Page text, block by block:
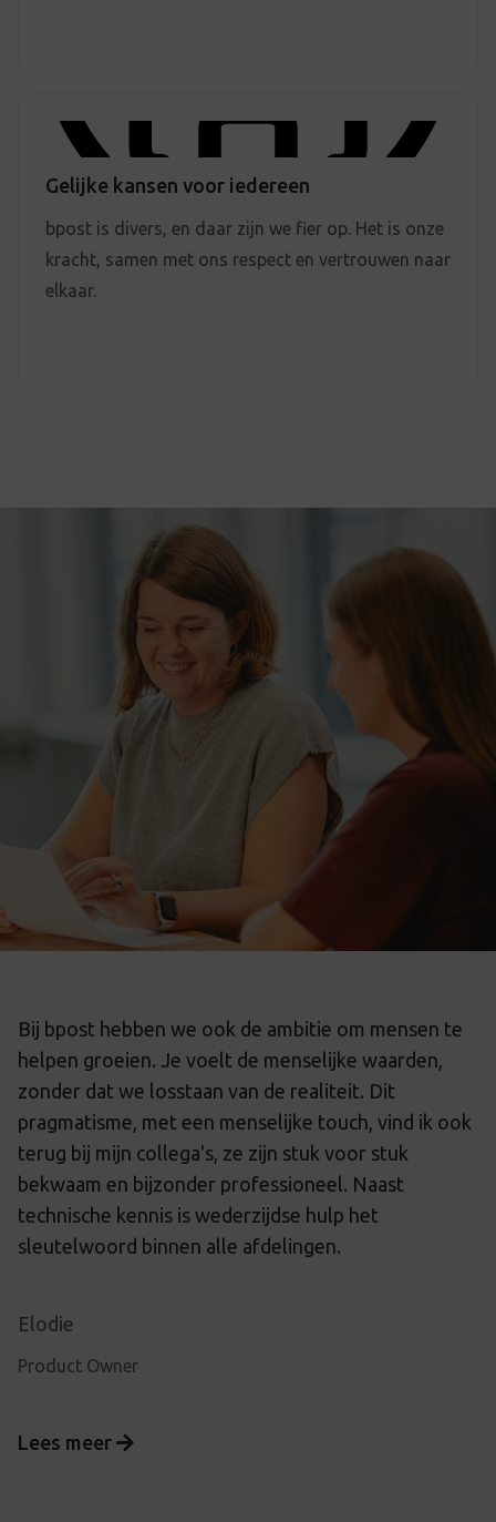
Gelijke kansen voor iedereen
bpost is divers, en daar zijn we fier op. Het is onze
kracht, samen met ons respect en vertrouwen naar
elkaar.
Bij bpost hebben we ook de ambitie om mensen te
helpen groeien. Je voelt de menselijke waarden,
zonder dat we losstaan van de realiteit. Dit
pragmatisme, met een menselijke touch, vind ik ook
terug bij mijn collega's, ze zijn stuk voor stuk
bekwaam en bijzonder professioneel. Naast
technische kennis is wederzijdse hulp het
sleutelwoord binnen alle afdelingen.
Elodie
Product Owner
Lees meer